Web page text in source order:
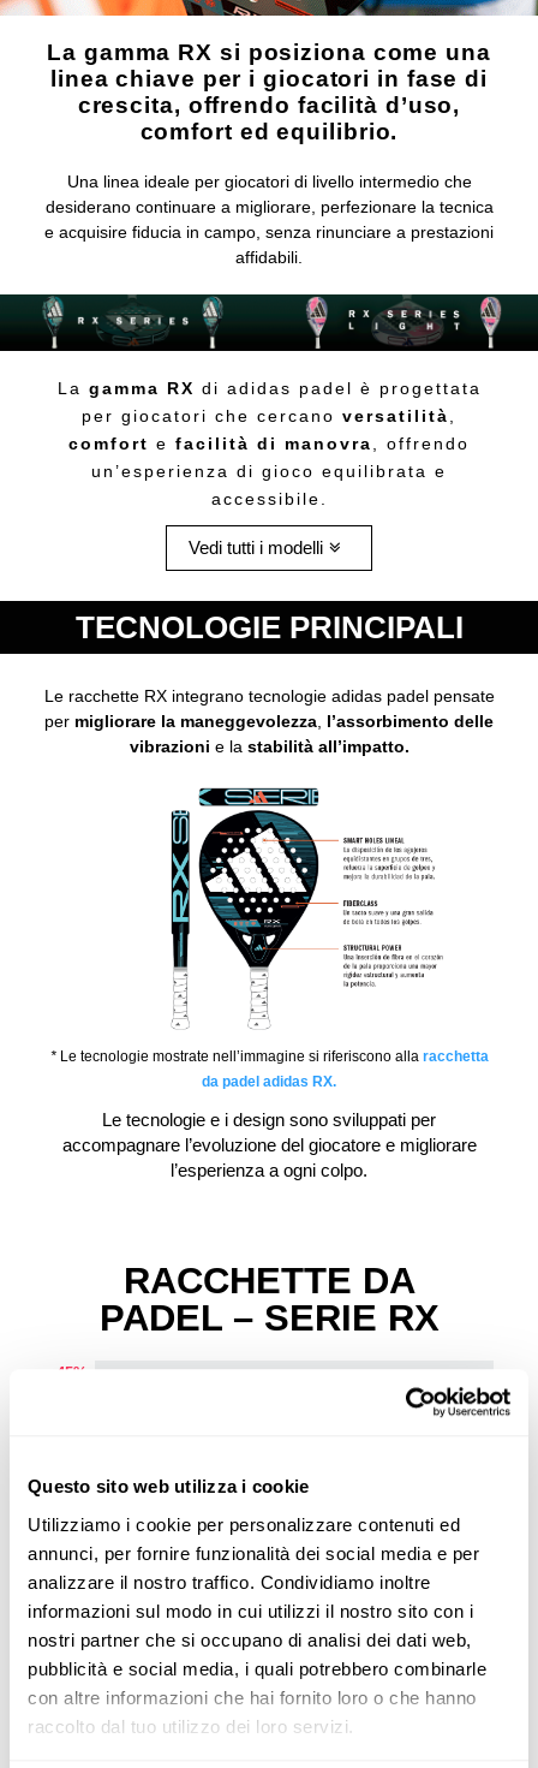
Questo sito web utilizza i cookie
Utilizziamo i cookie per personalizzare contenuti ed
annunci, per fornire funzionalità dei social media e per
analizzare il nostro traffico. Condividiamo inoltre
informazioni sul modo in cui utilizzi il nostro sito con i
nostri partner che si occupano di analisi dei dati web,
pubblicità e social media, i quali potrebbero combinarle
con altre informazioni che hai fornito loro o che hanno
raccolto dal tuo utilizzo dei loro servizi.
La gamma RX si posiziona come una
linea chiave per i giocatori in fase di
crescita, offrendo facilità d’uso,
comfort ed equilibrio.
Una linea ideale per giocatori di livello intermedio che
desiderano continuare a migliorare, perfezionare la tecnica
e acquisire fiducia in campo, senza rinunciare a prestazioni
affidabili.
La gamma RX di adidas padel è progettata
per giocatori che cercano versatilità
comfort e facilità di manovra
, offrendo
un’esperienza di gioco equilibrata e
accessibile.
Vedi tutti i modelli
TECNOLOGIE PRINCIPALI
Le racchette RX integrano tecnologie adidas padel pensate
per migliorare la maneggevolezza l’assorbimento delle
vibrazioni e la stabilità all’impatto.
* Le tecnologie mostrate nell’immagine si riferiscono alla racchetta
da padel adidas RX.
Le tecnologie e i design sono sviluppati per
accompagnare l’evoluzione del giocatore e migliorare
l’esperienza a ogni colpo.
RACCHETTE DA
PADEL – SERIE RX
-45%